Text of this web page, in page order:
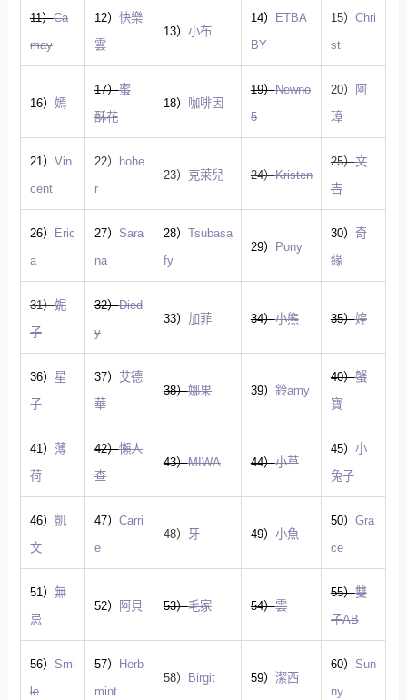
11）Ca
may
12） 快樂
雲
13） 小布
14）
ETBA
BY
15） Chri
st
16） 嫣
17）蜜
酥花
18） 咖啡因
19）Newno
5
20）
阿
璋
21） Vin
cent
22）
hohe
r
23） 克萊兒 24）Kristen
25）文
吉
26）
Eric
a
27） Sara
na
28） Tsubasa
fy
29） Pony
30） 奇
緣
31）妮
子
32）Died
y
33） 加菲 34）小熊 35）婷
36） 星
子
37） 艾德
華
38）娜果 39） 鈴amy
40）蟹
寶
41） 薄
荷
42）懶人
查
43）MIWA 44）小草
45） 小
兔子
46） 凱
文
47） Carri
e
48） 牙 49） 小魚
50） Gra
ce
51） 無
忌
52） 阿貝 53）毛家 54）雲
55）雙
子AB
56）Smi
le
57）
Herb
mint
58） Birgit 59） 潔西
60） Sun
ny